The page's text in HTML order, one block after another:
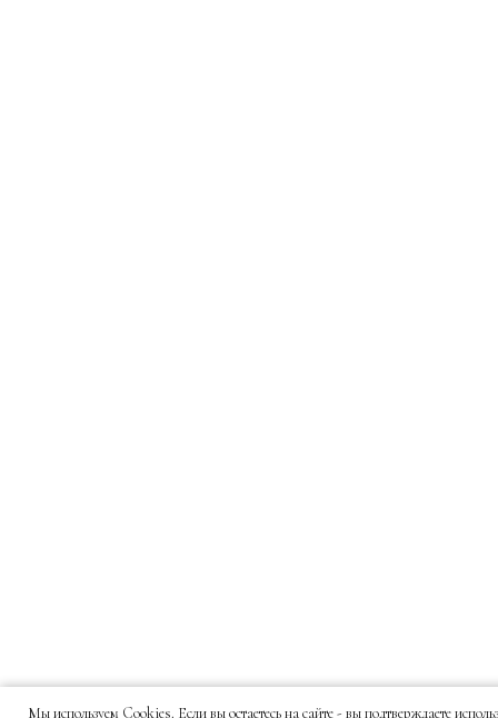
Мы используем Cookies. Если вы остаетесь на сайте - вы подтверждаете